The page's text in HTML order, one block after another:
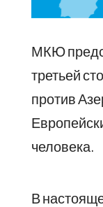
МКЮ
третьей
против
человека.
В